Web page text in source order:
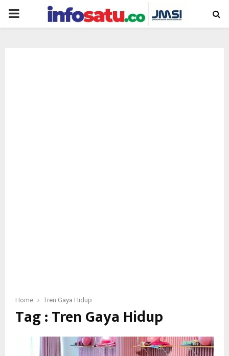
PRIMARY
Home Tren Gaya Hidup
Tag : Tren Gaya Hidup